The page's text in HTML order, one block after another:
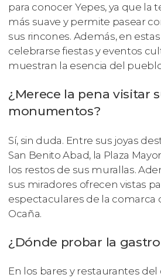
para conocer Yepes, ya que la
más suave y permite pasear
sus rincones. Además, en
celebrarse fiestas y eventos
muestran la esencia del
¿Merece la pena visitar
monumentos?
Sí, sin duda. Entre sus joyas
San Benito Abad, la Plaza
los restos de sus murallas.
sus miradores ofrecen vistas
espectaculares de la comarca
Ocaña.
¿Dónde probar la
En los bares y restaurantes